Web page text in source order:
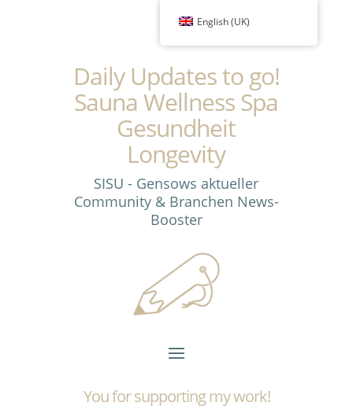
Daily Updates to go!
Sauna Wellness Spa
Gesundheit
Longevity
SISU - Gensows aktueller
Community & Branchen News-
Booster
You for supporting my work!
English (UK)